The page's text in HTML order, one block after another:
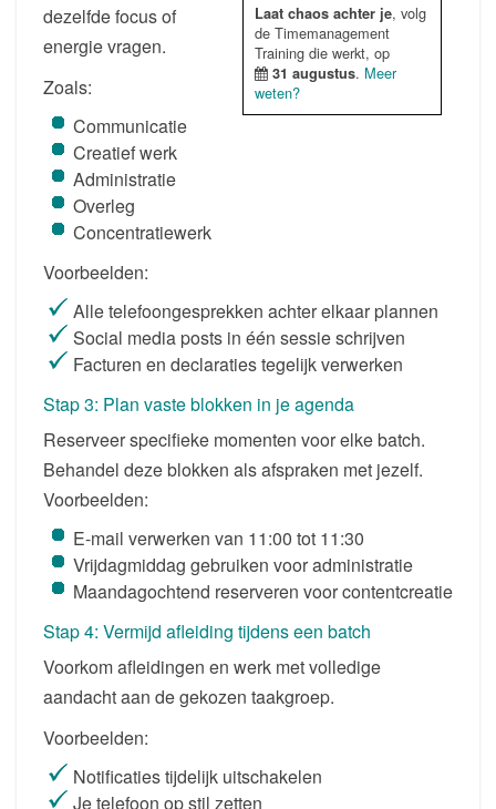
Laat chaos achter je, volg
de Timemanagement
Training die werkt, op
31 augustus. Meer
weten?
dezelfde focus of
energie vragen.
Zoals:
Communicatie
Creatief werk
Administratie
Overleg
Concentratiewerk
Voorbeelden:
Alle telefoongesprekken achter elkaar plannen
Social media posts in één sessie schrijven
Facturen en declaraties tegelijk verwerken
Stap 3: Plan vaste blokken in je agenda
Reserveer specifieke momenten voor elke batch.
Behandel deze blokken als afspraken met jezelf.
Voorbeelden:
E-mail verwerken van 11:00 tot 11:30
Vrijdagmiddag gebruiken voor administratie
Maandagochtend reserveren voor contentcreatie
Stap 4: Vermijd afleiding tijdens een batch
Voorkom afleidingen en werk met volledige
aandacht aan de gekozen taakgroep.
Voorbeelden:
Notificaties tijdelijk uitschakelen
Je telefoon op stil zetten